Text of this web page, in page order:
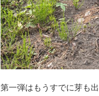
第一弾はもうすでに芽も